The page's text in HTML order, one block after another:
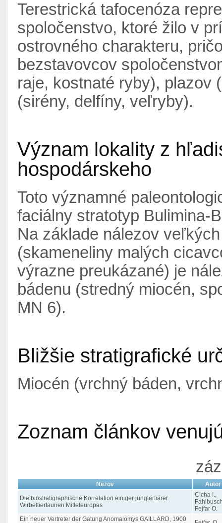
Terestrická tafocenóza
spoločenstvo, ktoré žilo v
ostrovného charakteru,
bezstavovcov
raje, kostnaté ryby), plazov
(sirény, delfíny, veľryby).
Význam lokality z
hospodárskeho
Toto významné
faciálny stratotyp Bulimina-
Na základe nálezov
(skameneliny malých
výrazne preukázané) je
bádenu (stredný miocén,
MN 6).
Bližšie stratigrafické
Miocén (vrchný báden,
Zoznam článkov
Nazov
Autor
Die biostratigraphische Korrelation einiger jungtertiärer
Wirbeltierfaunen Mitteleuropas
Cícha I.,
Fejfar O.
Ein neuer Vertreter der Gatung Anomalomys GAILLARD, 1900